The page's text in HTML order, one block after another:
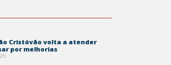
Cristóvão volta a atender
por melhorias